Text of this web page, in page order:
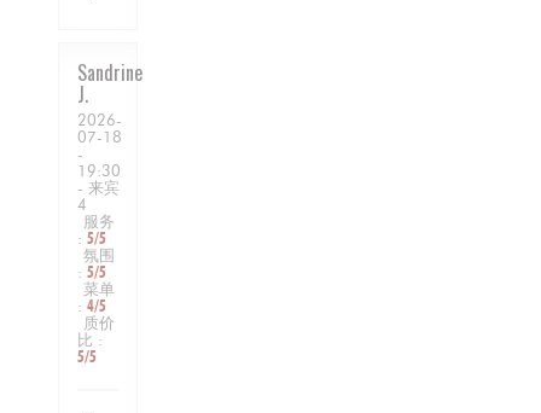
Sandrine
J
2026-
07-18
-
19:30
- 来宾
4
服务
: 5/5
氛围
: 5/5
菜单
: 4/5
质价
比 :
5/5